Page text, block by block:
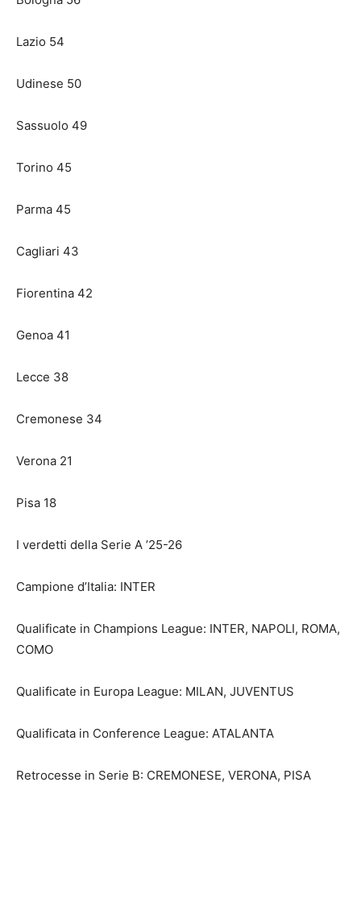
Lazio 54
Udinese 50
Sassuolo 49
Torino 45
Parma 45
Cagliari 43
Fiorentina 42
Genoa 41
Lecce 38
Cremonese 34
Verona 21
Pisa 18
I verdetti della Serie A ’25-26
Campione d’Italia: INTER
Qualificate in Champions League: INTER, NAPOLI, ROMA,
COMO
Qualificate in Europa League: MILAN, JUVENTUS
Qualificata in Conference League: ATALANTA
Retrocesse in Serie B: CREMONESE, VERONA, PISA